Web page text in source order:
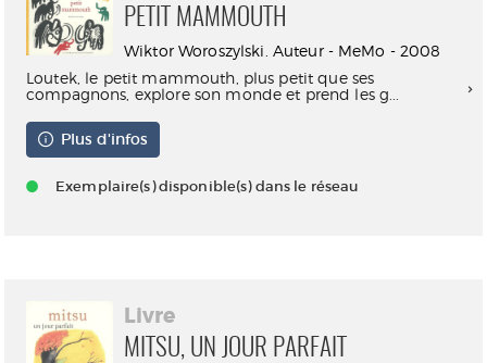
PETIT MAMMOUTH
Wiktor Woroszylski. Auteur - MeMo - 2008
Loutek, le petit mammouth, plus petit que ses
compagnons, explore son monde et prend les g...
Plus d'infos
Exemplaire(s) disponible(s) dans le réseau
Livre
MITSU, UN JOUR PARFAIT